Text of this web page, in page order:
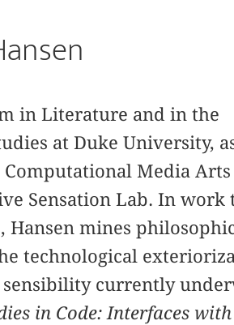
in Literature and in the
at Duke University,
Media
Sensation Lab. In work
Hansen mines
technological
currently
in Code: Interfaces